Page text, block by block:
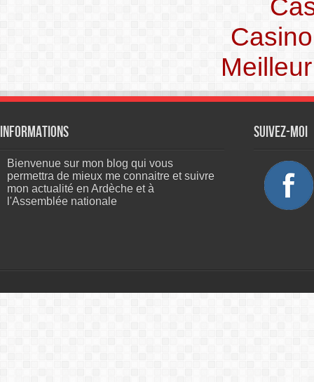
Informations
Bienvenue sur mon blog qui vous
permettra de mieux me connaitre et suivre
mon actualité en Ardèche et à
l'Assemblée nationale
Suivez-moi